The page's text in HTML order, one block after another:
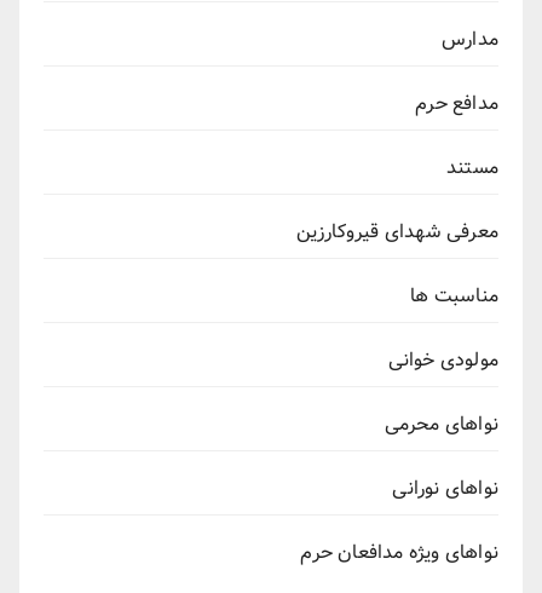
مدارس
مدافع حرم
مستند
معرفی شهدای قیروکارزین
مناسبت ها
مولودی خوانی
نواهای محرمی
نواهای نورانی
نواهای ویژه مدافعان حرم